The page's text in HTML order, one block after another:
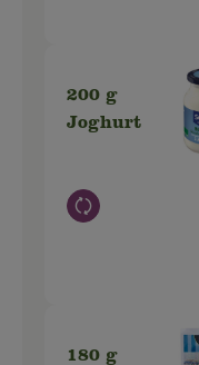
200 g
Joghurt
Auswahl ändern
180 g